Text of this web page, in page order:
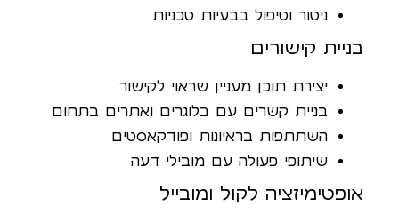
ניטור וטיפול בבעיות טכניות
בניית קישורים
יצירת תוכן מעניין שראוי לקישור
בניית קשרים עם בלוגרים ואתרים בתחום
השתתפות בראיונות ופודקאסטים
שיתופי פעולה עם מובילי דעה
אופטימיזציה לקול ומובייל